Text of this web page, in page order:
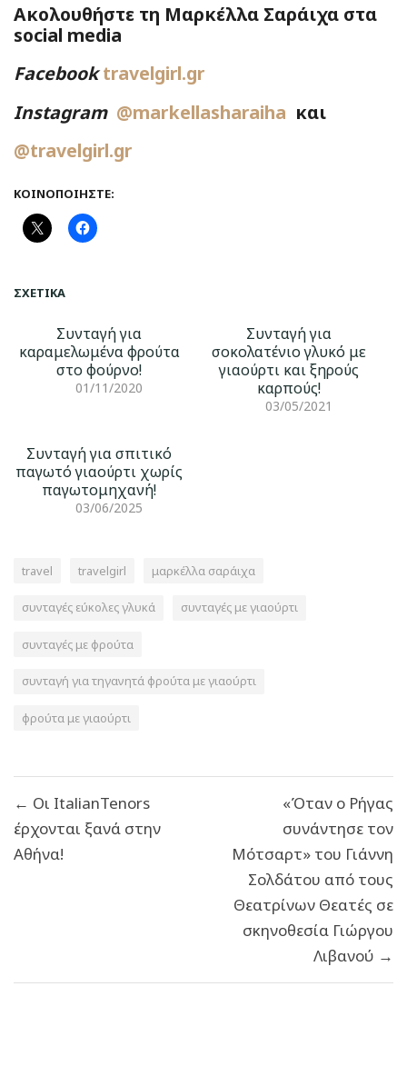
Ακολουθήστε τη Μαρκέλλα Σαράιχα στα
social media
Facebook travelgirl.gr
Instagram @markellasharaiha και
@travelgirl.gr
ΚΟΙΝΟΠΟΙΉΣΤΕ:
ΣΧΕΤΙΚΆ
Συνταγή για
καραμελωμένα φρούτα
στο φούρνο!
01/11/2020
Συνταγή για
σοκολατένιο γλυκό με
γιαούρτι και ξηρούς
καρπούς!
03/05/2021
Συνταγή για σπιτικό
παγωτό γιαούρτι χωρίς
παγωτομηχανή!
03/06/2025
travel travelgirl μαρκέλλα σαράιχα
συνταγές εύκολες γλυκά συνταγές με γιαούρτι
συνταγές με φρούτα
συνταγή για τηγανητά φρούτα με γιαούρτι
φρούτα με γιαούρτι
άρθρων
← Οι ItalianTenors
έρχονται ξανά στην
Αθήνα!
«Όταν ο Ρήγας
συνάντησε τον
Μότσαρτ» του Γιάννη
Σολδάτου από τους
Θεατρίνων Θεατές σε
σκηνοθεσία Γιώργου
Λιβανού →